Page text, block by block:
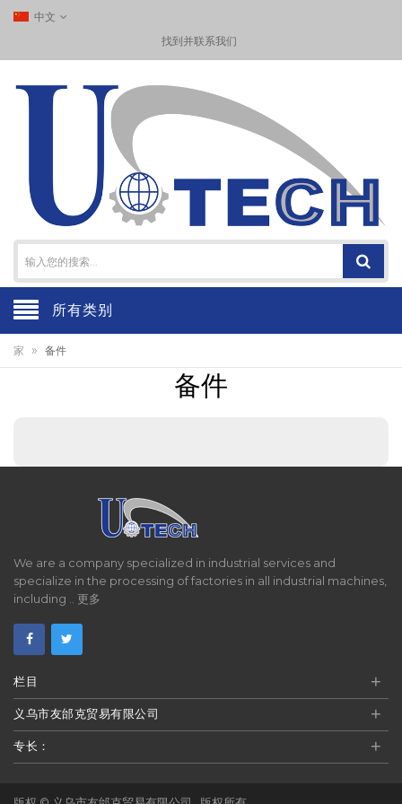
中文
找到并联系我们
所有类别
家 » 备件
备件
We are a company specialized in industrial services and
specialize in the processing of factories in all industrial machines,
including .. 更多
栏目 +
义乌市友邰克贸易有限公司 +
专长： +